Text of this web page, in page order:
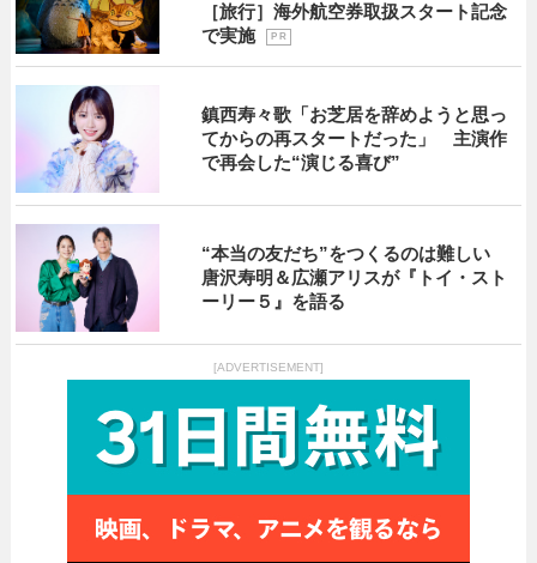
［旅行］海外航空券取扱スタート記念
で実施
P R
鎮西寿々歌「お芝居を辞めようと思っ
てからの再スタートだった」 主演作
で再会した“演じる喜び”
“本当の友だち”をつくるのは難しい
唐沢寿明＆広瀬アリスが『トイ・スト
ーリー５』を語る
[ADVERTISEMENT]